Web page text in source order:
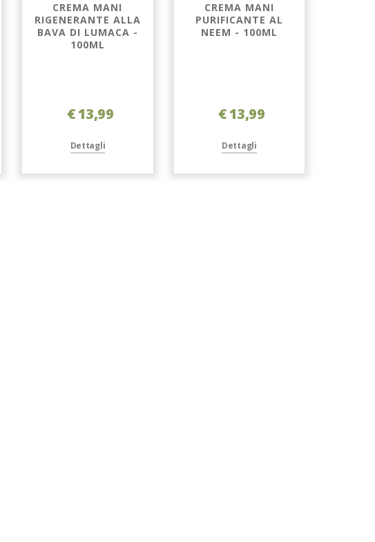
CREMA MANI
RIGENERANTE ALLA
BAVA DI LUMACA -
100ML
€ 13,99
Dettagli
CREMA MANI
PURIFICANTE AL
NEEM - 100ML
€ 13,99
Dettagli